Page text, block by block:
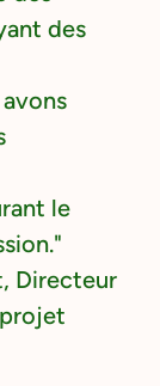
des
le
Directeur